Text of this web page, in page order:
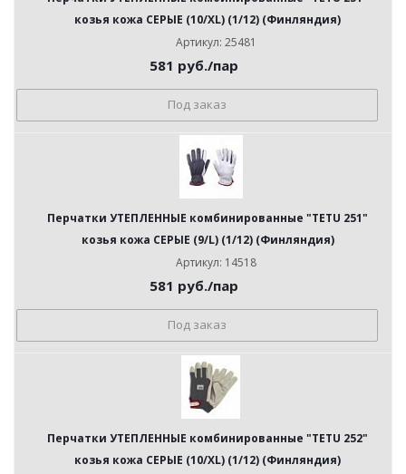
козья кожа СЕРЫЕ (10/XL) (1/12) (Финляндия)
Артикул: 25481
581 руб./пар
Под заказ
Перчатки УТЕПЛЕННЫЕ комбинированные "TETU 251"
козья кожа СЕРЫЕ (9/L) (1/12) (Финляндия)
Артикул: 14518
581 руб./пар
Под заказ
Перчатки УТЕПЛЕННЫЕ комбинированные "TETU 252"
козья кожа СЕРЫЕ (10/XL) (1/12) (Финляндия)